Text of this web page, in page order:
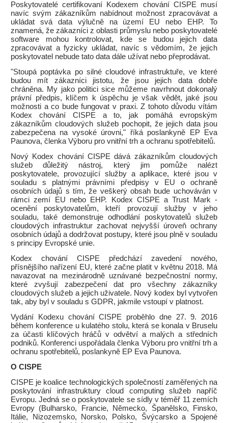
Poskytovatelé certifikovaní Kodexem chování CISPE musí
navíc svým zákazníkům nabídnout možnost zpracovávat a
ukládat svá data výlučně na území EU nebo EHP. To
znamená, že zákazníci z oblasti průmyslu nebo poskytovatelé
software mohou kontrolovat, kde se budou jejich data
zpracovávat a fyzicky ukládat, navíc s vědomím, že jejich
poskytovatel nebude tato data dále užívat nebo přeprodávat.
"Stoupá poptávka po silné cloudové infrastruktuře, ve které
budou mít zákazníci jistotu, že jsou jejich data dobře
chráněna. My jako politici sice můžeme navrhnout dokonalý
právní předpis, klíčem k úspěchu je však vědět, jaké jsou
možnosti a co bude fungovat v praxi. Z tohoto důvodu vítám
Kodex chování CISPE a to, jak pomáhá evropským
zákazníkům cloudových služeb pochopit, že jejich data jsou
zabezpečena na vysoké úrovni," říká poslankyně EP Eva
Paunova, členka Výboru pro vnitřní trh a ochranu spotřebitelů.
Nový Kodex chování CISPE dává zákazníkům cloudových
služeb důležitý nástroj, který jim pomůže nalézt
poskytovatele, provozující služby a aplikace, které jsou v
souladu s platnými právními předpisy v EU o ochraně
osobních údajů s tím, že veškerý obsah bude uchováván v
rámci zemí EU nebo EHP. Kodex CISPE a Trust Mark -
ocenění poskytovatelům, kteří provozují služby v jeho
souladu, také demonstruje odhodlání poskytovatelů služeb
cloudových infrastruktur zachovat nejvyšší úroveň ochrany
osobních údajů a dodržovat postupy, které jsou plně v souladu
s principy Evropské unie.
Kodex chování CISPE předchází zavedení nového,
přísnějšího nařízení EU, které začne platit v květnu 2018. Má
navazovat na mezinárodně uznávané bezpečnostní normy,
které zvyšují zabezpečení dat pro všechny zákazníky
cloudových služeb a jejich uživatele. Nový kodex byl vytvořen
tak, aby byl v souladu s GDPR, jakmile vstoupí v platnost.
Vydání Kodexu chování CISPE proběhlo dne 27. 9. 2016
během konference u kulatého stolu, která se konala v Bruselu
za účasti klíčových hráčů v odvětví a malých a středních
podniků. Konferenci uspořádala členka Výboru pro vnitřní trh a
ochranu spotřebitelů, poslankyně EP Eva Paunova.
O CISPE
CISPE je koalice technologických společností zaměřených na
poskytování infrastruktury cloud computing služeb napříč
Evropu. Jedná se o poskytovatele se sídly v téměř 11 zemích
Evropy (Bulharsko, Francie, Německo, Španělsko, Finsko,
Itálie, Nizozemsko, Norsko, Polsko, Švýcarsko a Spojené